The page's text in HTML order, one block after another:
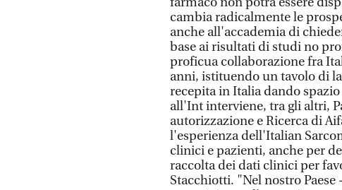
cambia radicalmente le
anche all'accademia di
base ai risultati di studi no
proficua collaborazione fra
anni, istituendo un tavolo di
recepita in Italia dando
all'Int interviene, tra gli altri,
autorizzazione e Ricerca di
l'esperienza dell'Italian
clinici e pazienti, anche per
raccolta dei dati clinici per
Stacchiotti. "Nel nostro